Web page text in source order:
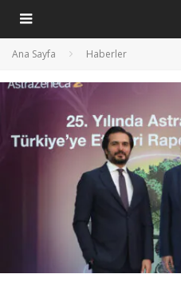
Ana Sayfa Haberler